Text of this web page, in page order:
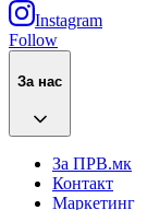
Instagram
Follow
За нас
За ПРВ.мк
Контакт
Маркетинг